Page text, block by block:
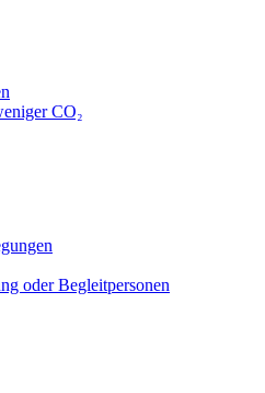
CO₂
oder Begleitpersonen